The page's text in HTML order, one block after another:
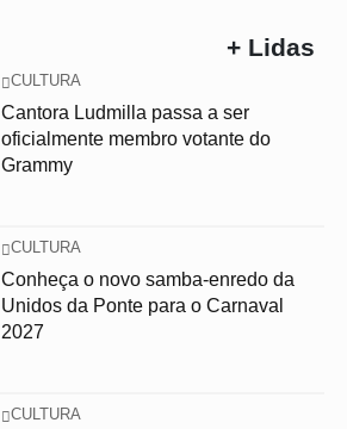
+ Lidas
CULTURA
Cantora Ludmilla passa a ser
oficialmente membro votante do
Grammy
CULTURA
Conheça o novo samba-enredo da
Unidos da Ponte para o Carnaval
2027
CULTURA